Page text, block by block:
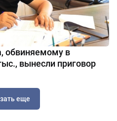
обвиняемому в
вынесли приговор
еще